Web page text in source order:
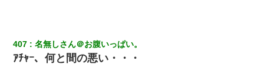
彼女(37)の情欲がえげつない件ｗｗｗｗｗｗｗ
407 名無しさん＠お腹いっぱい。
ｱﾁｬｰ、何と間の悪い・・・